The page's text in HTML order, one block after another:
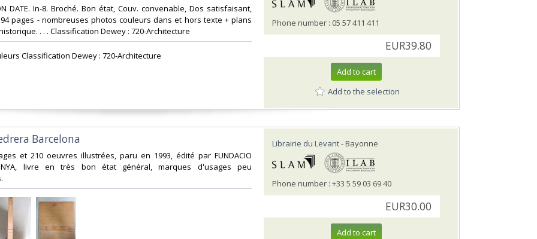
DATE. In-8. Broché. Bon état, Couv. convenable, Dos satisfaisant,
pages - nombreuses photos couleurs dans et hors texte + plans
. . . Classification Dewey : 720-Architecture‎
Classification Dewey : 720-Architecture‎
Phone number : 05 57 411 411
EUR39.80
Add to cart
Add to the selection
Barcelona‎
et 210 oeuvres illustrées, paru en 1993, édité par FUNDACIO
livre en très bon état général, marques d'usages peu
Librairie du Levant- Bayonne
Phone number : +33 5 59 03 69 40
EUR30.00
Add to cart